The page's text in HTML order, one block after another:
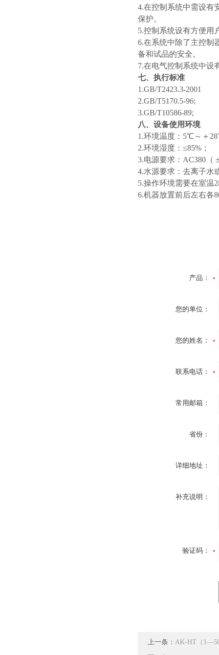
4.在控制系统中需设有
保护。
5.控制系统设有方便用
6.在系统中除了主控制
备和试品的安全。
7.在电气控制系统中设
七、执行标准
1.GB/T2423.3-2001
2.GB/T5170.5-96;
3.GB/T10586-89;
八、设备使用环境
1.环境温度：5℃～＋
2.环境湿度：≤85%；
3.电源要求：AC380（
4.水源要求：去离子水
5.操作环境需要在室温
6.机器放置前后左右各
产品：
您的单位：
您的姓名：
联系电话：
常用邮箱：
省份：
详细地址：
补充说明：
验证码：
上一条： AK-HT（